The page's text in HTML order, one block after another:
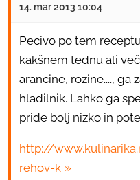
14. mar 2013 10:04
Pecivo po tem
kakšnem tednu ali
arancine, rozine....,
hladilnik. Lahko ga
pride bolj nizko in
http://
rehov-k